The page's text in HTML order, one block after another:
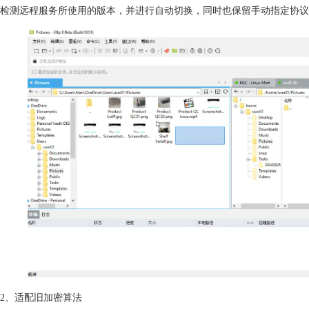
检测远程服务所使用的版本，并进行自动切换，同时也保留手动指定协
2、适配旧加密算法